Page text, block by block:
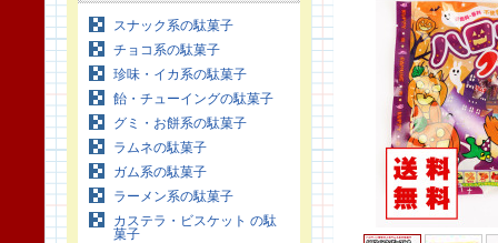
スナック系の駄菓子
チョコ系の駄菓子
珍味・イカ系の駄菓子
飴・チューイングの駄菓子
グミ・お餅系の駄菓子
ラムネの駄菓子
ガム系の駄菓子
ラーメン系の駄菓子
カステラ・ビスケット の駄
菓子